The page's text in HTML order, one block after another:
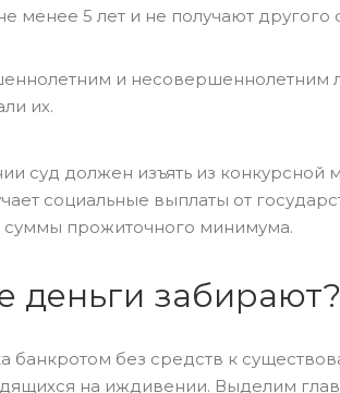
5 лет и не получают
и несовершеннолетним
их.
суд должен изъять из конкурсной
социальные выплаты от
суммы прожиточного минимума.
деньги забирают?
без средств к
на иждивении. Выделим